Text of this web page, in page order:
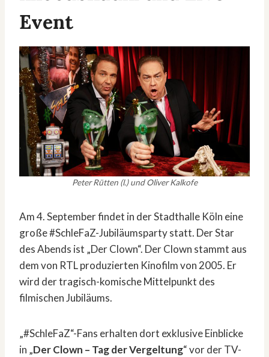
Event
Peter Rütten (l.) und Oliver Kalkofe
Am 4. September findet in der Stadthalle Köln eine
große #SchleFaZ-Jubiläumsparty statt. Der Star
des Abends ist „Der Clown“. Der Clown stammt aus
dem von RTL produzierten Kinofilm von 2005. Er
wird der tragisch-komische Mittelpunkt des
filmischen Jubiläums.
„#SchleFaZ“-Fans erhalten dort exklusive Einblicke
in „Der Clown – Tag der Vergeltung“ vor der TV-